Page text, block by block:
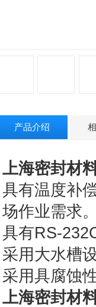
产品介绍
上海密封材
具有温度补
场作业需求
具有RS-
采用大水槽
采用具腐蚀
上海密封材